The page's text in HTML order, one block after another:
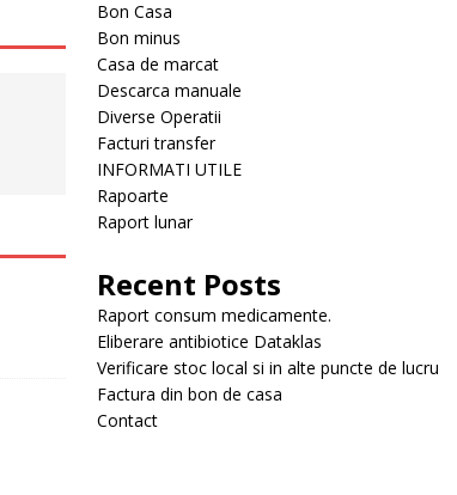
Bon Casa
Bon minus
Casa de marcat
Descarca manuale
Diverse Operatii
Facturi transfer
INFORMATI UTILE
Rapoarte
Raport lunar
Recent Posts
Raport consum medicamente.
Eliberare antibiotice Dataklas
Verificare stoc local si in alte puncte de lucru
Factura din bon de casa
Contact